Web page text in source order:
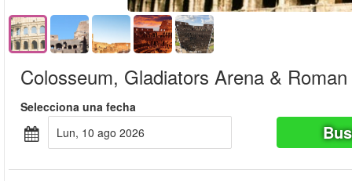
Colosseum, Gladiators Arena &
Selecciona una fecha
lun, 10 ago 2026